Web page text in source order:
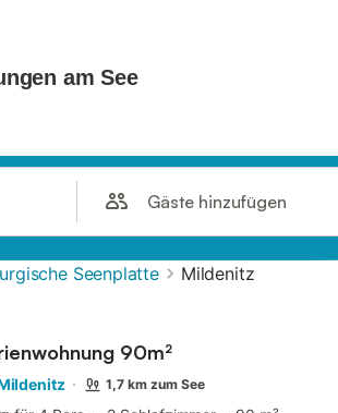
Gäste hinzufügen
Seenplatte Mildenitz
90m²
1,7 km zum See